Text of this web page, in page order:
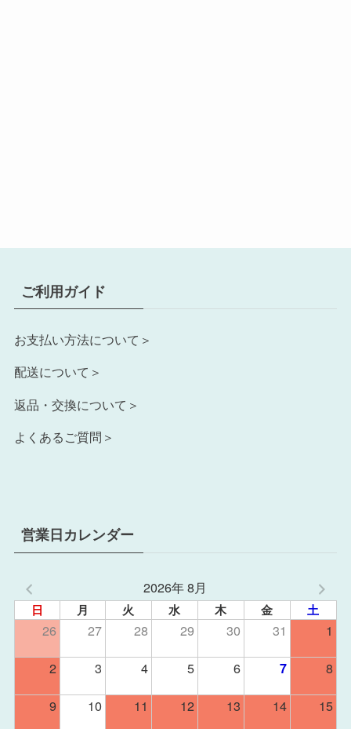
ご利用ガイド
お支払い方法について＞
配送について＞
返品・交換について＞
よくあるご質問＞
営業日カレンダー
2026年 8月
日 月 火 水 木 金 土
26 27 28 29 30 31
1
2
3 4 5 6 7
8
9
10 11 12 13 14
15